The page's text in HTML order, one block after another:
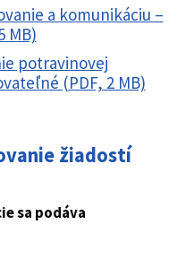
a komunikáciu –
MB)
potravinovej
(PDF, 2 MB)
žiadostí
sa podáva